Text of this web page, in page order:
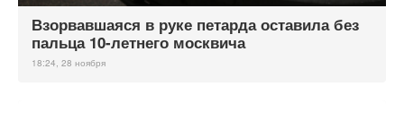
Взорвавшаяся в руке петарда оставила без
пальца 10-летнего москвича
18:24, 28 ноября